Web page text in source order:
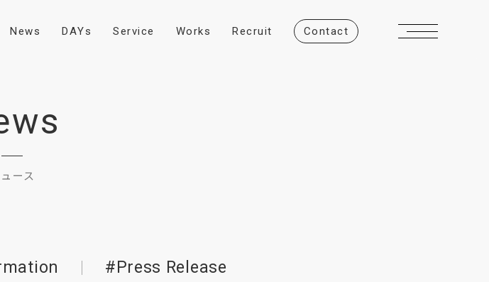
News DAYs Service Works Recruit Contact
ース
#Press Release